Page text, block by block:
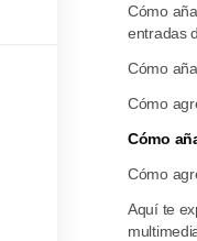
Cómo
entradas
Cómo
Cómo
Cómo
Cómo
Aquí te